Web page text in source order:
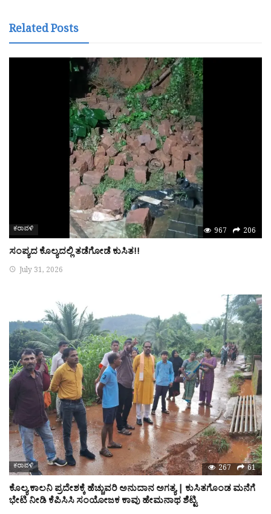
Related Posts
ಕರಾವಳಿ 967 206
ಸಂಪ್ಯದ ಕೊಲ್ಯದಲ್ಲಿ ತಡೆಗೋಡೆ ಕುಸಿತ!!
July 31, 2026
ಕರಾವಳಿ 267 61
ಕೊಲ್ಯ ಕಾಲನಿ ಪ್ರದೇಶಕ್ಕೆ ಹೆಚ್ಚುವರಿ ಅನುದಾನ ಅಗತ್ಯ | ಕುಸಿತಗೊಂಡ ಮನೆಗೆ
ಭೇಟಿ ನೀಡಿ ಕೆಪಿಸಿಸಿ ಸಂಯೋಜಕ ಕಾವು ಹೇಮನಾಥ ಶೆಟ್ಟಿ